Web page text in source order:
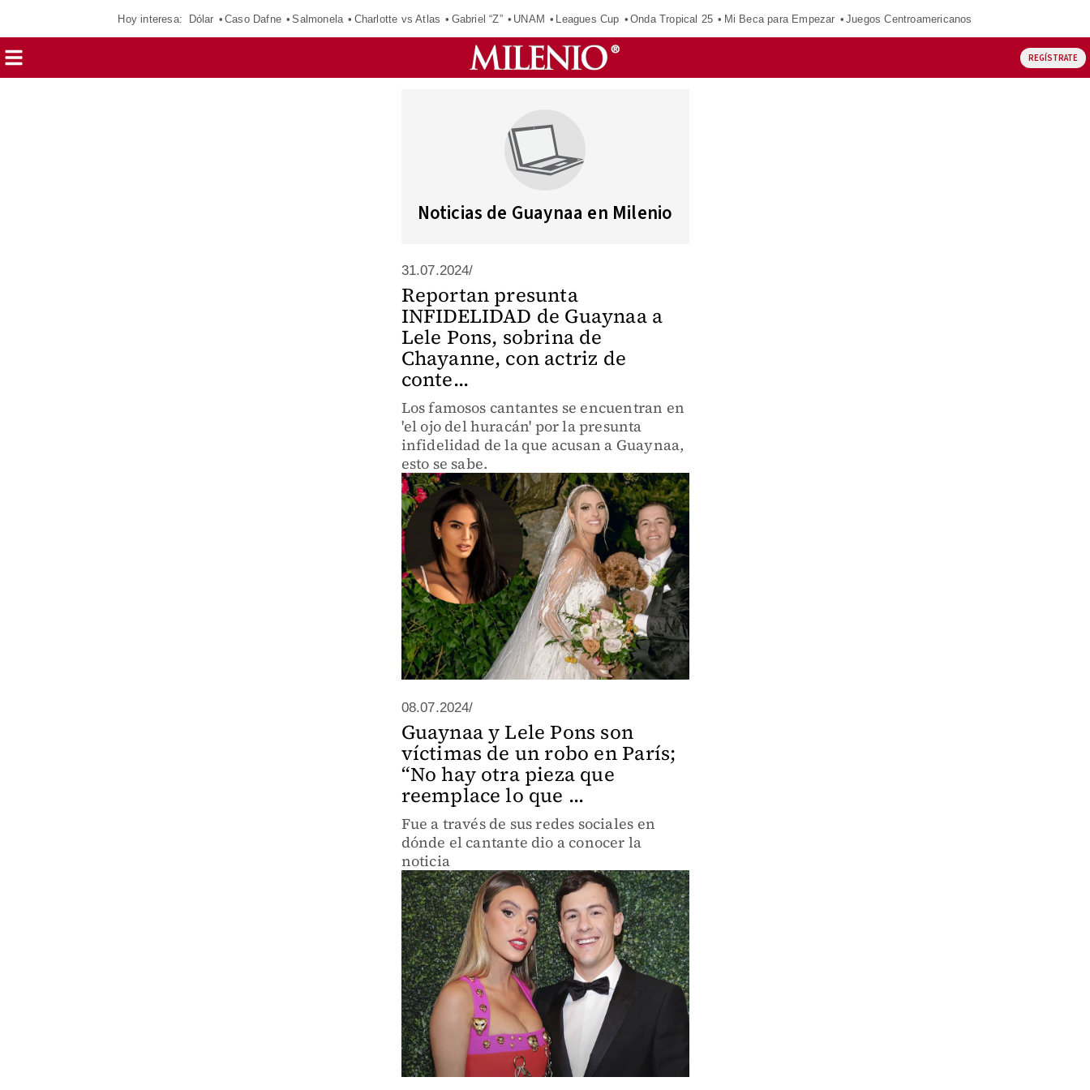
Hoy interesa: Dólar Caso Dafne Salmonela Charlotte vs Atlas Gabriel “Z” UNAM Leagues Cup Onda Tropical 25 Mi Beca para Empezar Juegos Centroamericanos
REGÍSTRATE
Noticias de Guaynaa en Milenio
31.07.2024/
Reportan presunta
INFIDELIDAD de Guaynaa a
Lele Pons, sobrina de
Chayanne, con actriz de
conte...
Los famosos cantantes se encuentran en
'el ojo del huracán' por la presunta
infidelidad de la que acusan a Guaynaa,
esto se sabe.
08.07.2024/
Guaynaa y Lele Pons son
víctimas de un robo en París;
“No hay otra pieza que
reemplace lo que ...
Fue a través de sus redes sociales en
dónde el cantante dio a conocer la
noticia